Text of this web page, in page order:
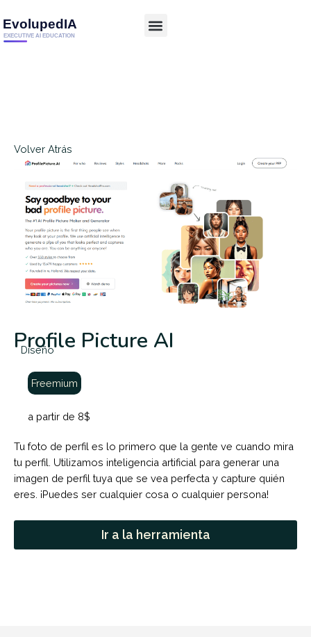
Volver Atrás
Profile Picture AI
Diseño
Freemium
a partir de 8$
Tu foto de perfil es lo primero que la gente ve cuando mira
tu perfil. Utilizamos inteligencia artificial para generar una
imagen de perfil tuya que se vea perfecta y capture quién
eres. ¡Puedes ser cualquier cosa o cualquier persona!
Ir a la herramienta